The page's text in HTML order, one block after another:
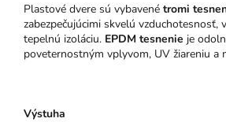
Plastové dvere sú vybavené tromi
zabezpečujúcimi skvelú vzduchotesnosť,
tepelnú izoláciu. EPDM tesnenie je
poveternostným vplyvom, UV žiareniu a
Výstuha